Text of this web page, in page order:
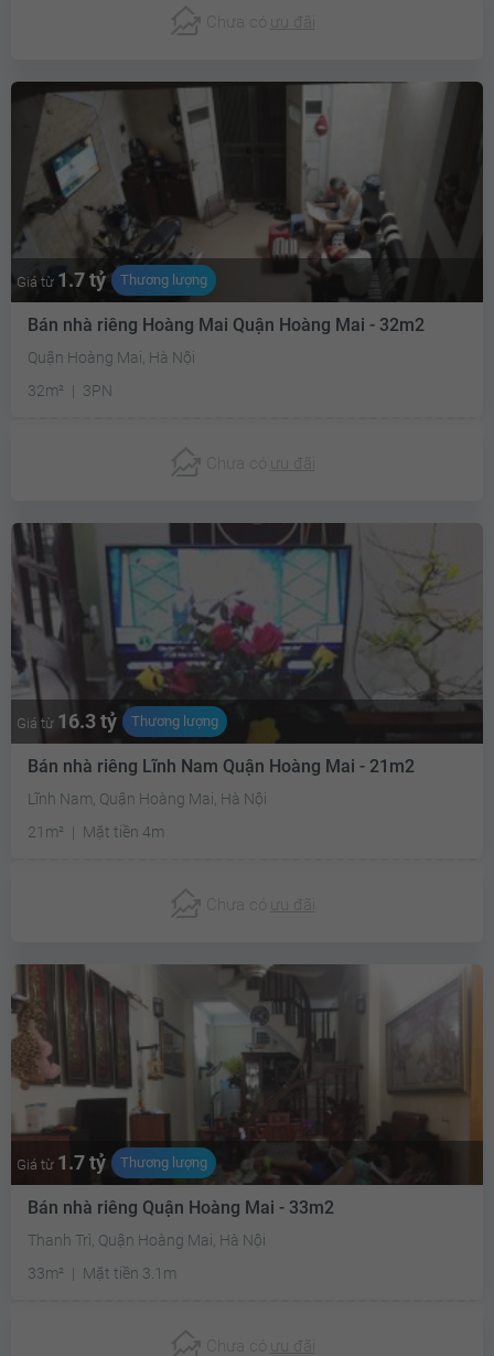
Chưa có ưu đãi
Giá từ 1.7 tỷ Thương lượng
Bán nhà riêng Hoàng Mai Quận Hoàng Mai - 32m2
Quận Hoàng Mai, Hà Nội
32m²
3PN
Chưa có ưu đãi
Giá từ 16.3 tỷ Thương lượng
Bán nhà riêng Lĩnh Nam Quận Hoàng Mai - 21m2
Lĩnh Nam, Quận Hoàng Mai, Hà Nội
21m²
Mặt tiền 4m
Chưa có ưu đãi
Giá từ 1.7 tỷ Thương lượng
Bán nhà riêng Quận Hoàng Mai - 33m2
Thanh Trì, Quận Hoàng Mai, Hà Nội
33m²
Mặt tiền 3.1m
Chưa có ưu đãi